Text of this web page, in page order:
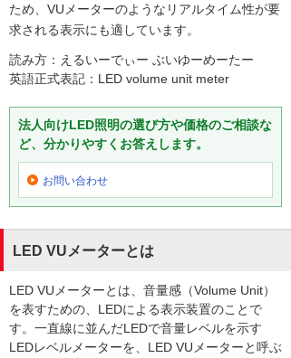
ため、VUメーターのようなリアルタイム性が要
求される表示にも適しています。
読み方：えるいーでぃー ぶいゆーめーたー
英語正式表記：LED volume unit meter
法人向けLED照明の選び方や価格のご相談な
ど、分かりやすくお答えします。
お問い合わせ
LED VUメーターとは
LED VUメーターとは、音量感（Volume Unit）
を表すための、LEDによる表示装置のことで
す。一直線に並んだLEDで音量レベルを示す
LEDレベルメーターを、LED VUメーターと呼ぶ